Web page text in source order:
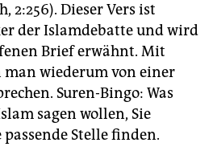
2:256). Dieser Vers ist
der Islamdebatte und wird
Brief erwähnt. Mit
man wiederum von einer
Suren-Bingo: Was
sagen wollen, Sie
Stelle finden.